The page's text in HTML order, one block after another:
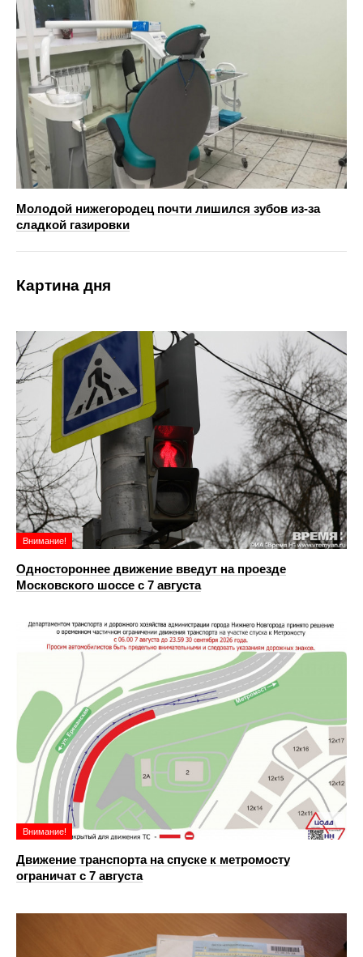
Молодой нижегородец почти лишился зубов из-за
сладкой газировки
Картина дня
Внимание!
Одностороннее движение введут на проезде
Московского шоссе с 7 августа
Внимание!
Движение транспорта на спуске к метромосту
ограничат с 7 августа